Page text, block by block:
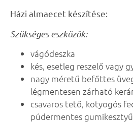
Házi almaecet készítése:
Szükséges eszközök:
vágódeszka
kés, esetleg reszelő vagy
nagy méretű befőttes
légmentesen zárható
csavaros tető, kotyogós
púdermentes